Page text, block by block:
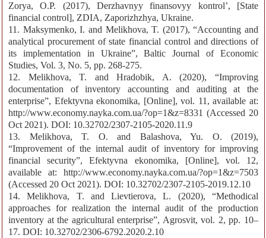
Zorya, O.P. (2017), Derzhavnyy finansovyy kontrol’, [State
financial control], ZDIA, Zaporizhzhya, Ukraine.
11. Maksymenko, I. аnd Melikhova, T. (2017), “Accounting and
analytical procurement of state financial control and directions of
its implementation in Ukraine”, Baltic Journal of Economic
Studies, Vol. 3, No. 5, pp. 268-275.
12. Melikhova, T. and Hradobik, A. (2020), “Improving
documentation of inventory accounting and auditing at the
enterprise”, Efektyvna ekonomika, [Online], vol. 11, available at:
http://www.economy.nayka.com.ua/?op=1&z=8331 (Accessed 20
Oct 2021). DOI: 10.32702/2307-2105-2020.11.9
13. Melikhova, T. O. and Balashova, Yu. O. (2019),
“Improvement of the internal audit of inventory for improving
financial security”, Efektyvna ekonomika, [Online], vol. 12,
available at: http://www.economy.nayka.com.ua/?op=1&z=7503
(Accessed 20 Oct 2021). DOI: 10.32702/2307-2105-2019.12.10
14. Melikhova, T. and Lievtierova, L. (2020), “Methodical
approaches for realization the internal audit of the production
inventory at the agricultural enterprise”, Agrosvit, vol. 2, pp. 10–
17. DOI: 10.32702/2306-6792.2020.2.10